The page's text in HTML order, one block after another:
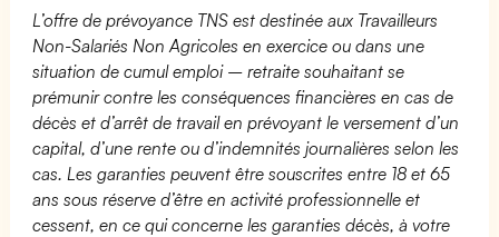
L’offre de prévoyance TNS est destinée aux Travailleurs
Non-Salariés Non Agricoles en exercice ou dans une
situation de cumul emploi – retraite souhaitant se
prémunir contre les conséquences financières en cas de
décès et d’arrêt de travail en prévoyant le versement d’un
capital, d’une rente ou d’indemnités journalières selon les
cas. Les garanties peuvent être souscrites entre 18 et 65
ans sous réserve d’être en activité professionnelle et
cessent, en ce qui concerne les garanties décès, à votre